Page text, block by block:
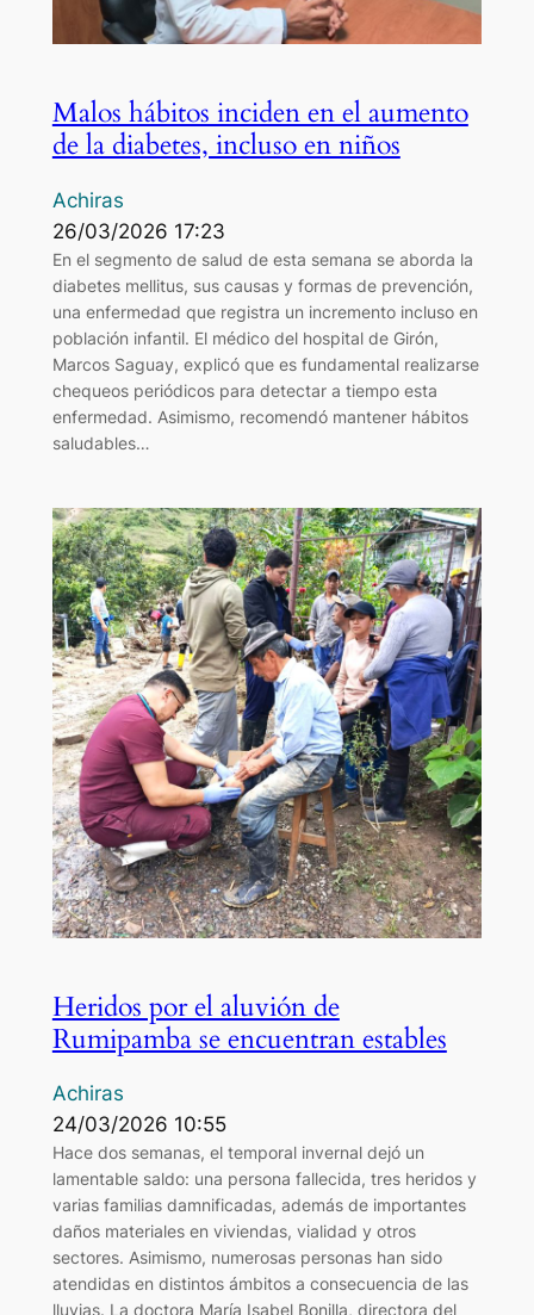
Malos hábitos inciden en el aumento
de la diabetes, incluso en niños
Achiras
26/03/2026 17:23
En el segmento de salud de esta semana se aborda la
diabetes mellitus, sus causas y formas de prevención,
una enfermedad que registra un incremento incluso en
población infantil. El médico del hospital de Girón,
Marcos Saguay, explicó que es fundamental realizarse
chequeos periódicos para detectar a tiempo esta
enfermedad. Asimismo, recomendó mantener hábitos
saludables…
Heridos por el aluvión de
Rumipamba se encuentran estables
Achiras
24/03/2026 10:55
Hace dos semanas, el temporal invernal dejó un
lamentable saldo: una persona fallecida, tres heridos y
varias familias damnificadas, además de importantes
daños materiales en viviendas, vialidad y otros
sectores. Asimismo, numerosas personas han sido
atendidas en distintos ámbitos a consecuencia de las
lluvias. La doctora María Isabel Bonilla, directora del